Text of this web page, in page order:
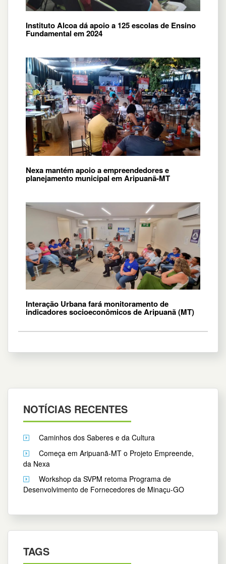
Instituto Alcoa dá apoio a 125 escolas de Ensino
Fundamental em 2024
Nexa mantém apoio a empreendedores e
planejamento municipal em Aripuanã-MT
Interação Urbana fará monitoramento de
indicadores socioeconômicos de Aripuanã (MT)
NOTÍCIAS RECENTES
Caminhos dos Saberes e da Cultura
Começa em Aripuanã-MT o Projeto Empreende,
da Nexa
Workshop da SVPM retoma Programa de
Desenvolvimento de Fornecedores de Minaçu-GO
TAGS